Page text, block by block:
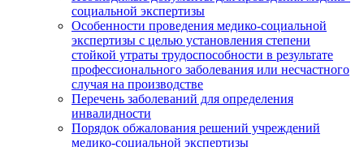
социальной экспертизы
Особенности проведения медико-социальной
экспертизы с целью установления степени
стойкой утраты трудоспособности в результате
профессионального заболевания или несчастного
случая на производстве
Перечень заболеваний для определения
инвалидности
Порядок обжалования решений учреждений
медико-социальной экспертизы